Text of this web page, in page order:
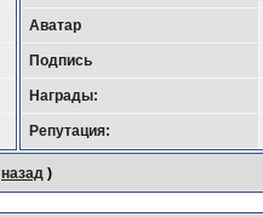
Аватар
Подпись
Награды:
Репутация:
назад)